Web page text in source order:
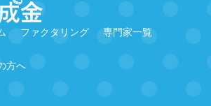
ファクタリング
専門家一覧
方へ